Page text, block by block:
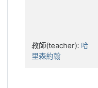
教師(teacher): 哈
里森約翰